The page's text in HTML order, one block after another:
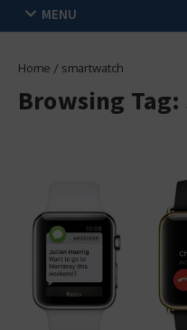
MENU
Home / smartwatch
Browsing